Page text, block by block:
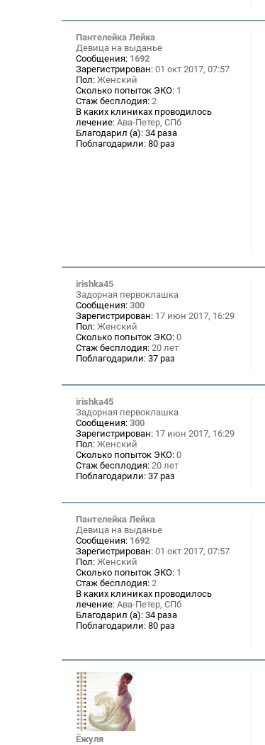
Пантелейка Лейка
Девица на выданье
Сообщения: 1692
Зарегистрирован: 01 окт 2017, 07:57
Пол: Женский
Сколько попыток ЭКО: 1
Стаж бесплодия: 2
В каких клиниках проводилось
лечение: Ава-Петер, СПб
Благодарил (а): 34 раза
Поблагодарили: 80 раз
irishka45
Задорная первоклашка
Сообщения: 300
Зарегистрирован: 17 июн 2017, 16:29
Пол: Женский
Сколько попыток ЭКО: 0
Стаж бесплодия: 20 лет
Поблагодарили: 37 раз
irishka45
Задорная первоклашка
Сообщения: 300
Зарегистрирован: 17 июн 2017, 16:29
Пол: Женский
Сколько попыток ЭКО: 0
Стаж бесплодия: 20 лет
Поблагодарили: 37 раз
Пантелейка Лейка
Девица на выданье
Сообщения: 1692
Зарегистрирован: 01 окт 2017, 07:57
Пол: Женский
Сколько попыток ЭКО: 1
Стаж бесплодия: 2
В каких клиниках проводилось
лечение: Ава-Петер, СПб
Благодарил (а): 34 раза
Поблагодарили: 80 раз
Ёжуля